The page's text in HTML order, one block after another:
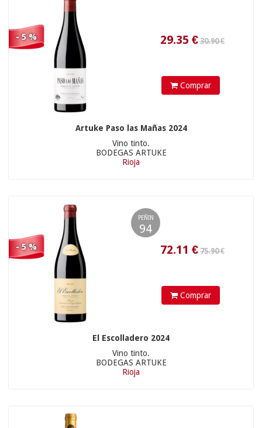
- 5 %
Comprar
Artuke Paso las Mañas 2024
Vino tinto.
BODEGAS ARTUKE
Rioja
- 5 %
PEÑIN
94
Comprar
El Escolladero 2024
Vino tinto.
BODEGAS ARTUKE
Rioja
17.96
21.90 €